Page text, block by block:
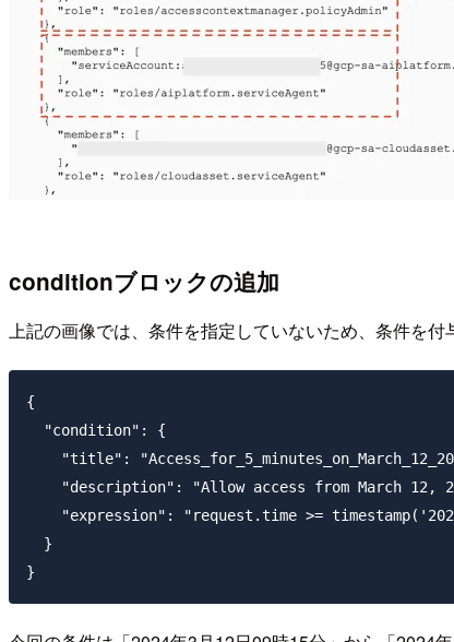
conditionブロックの追加
上記の画像では、条件を指定していないため、条件を付
{
  "condition": {
"title":
"description": "Allow access from March 12,
"expression": "request.time >=
  }